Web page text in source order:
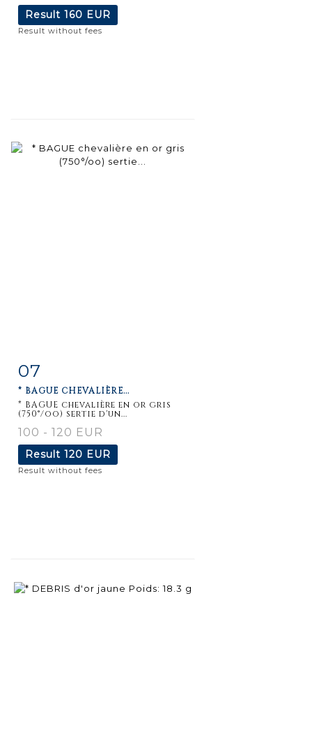
Result 160 EUR
Result without fees
Item detail
07
* BAGUE CHEVALIÈRE...
* BAGUE chevalière en or gris
(750°/oo) sertie d'un...
100 - 120 EUR
Result 120 EUR
Result without fees